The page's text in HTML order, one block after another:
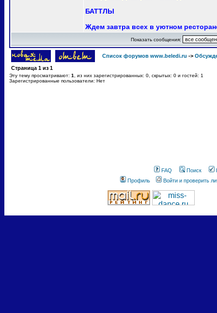
БАТТЛЫ
Ждем завтра всех в уютном
Показать сообщения:
Список форумов www.beledi.ru ->
Страница 1 из 1
Эту тему просматривают: 1
, из них зарегистрированных: 0, скрытых: 0 и гостей: 1
Зарегистрированные пользователи: Нет
FAQ Поиск
Профиль
Войти и проверить